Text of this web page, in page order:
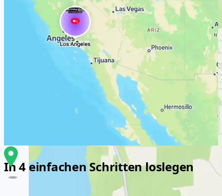
In 4 einfachen Schritten loslegen